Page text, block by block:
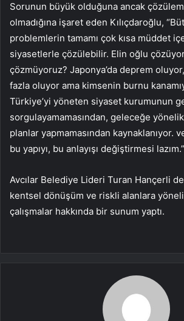
Sorunun büyük olduğuna ancak
olmadığına işaret eden Kılıçdaroğlu,
problemlerin tamamı çok kısa müddet
siyasetlerle çözülebilir. Elin oğlu
çözmüyoruz? Japonya’da deprem
fazla oluyor ama kimsenin burnu
Türkiye’yi yöneten siyaset kurumunun
sorgulayamamasından, geleceğe
planlar yapmamasından kaynaklanıyor.
bu yapıyı, bu anlayışı değiştirmesi
Avcılar Belediye Lideri Turan Hançerli
kentsel dönüşüm ve riskli alanlara
çalışmalar hakkında bir sunum yaptı.